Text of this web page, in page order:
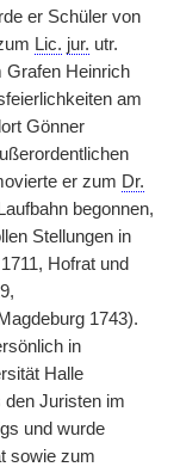
er Schüler von
Lic. jur. utr.
Grafen Heinrich
am
Gönner
er zum Dr.
begonnen,
Stellungen in
Hofrat und
1743).
in
Halle
den Juristen im
und wurde
sowie zum